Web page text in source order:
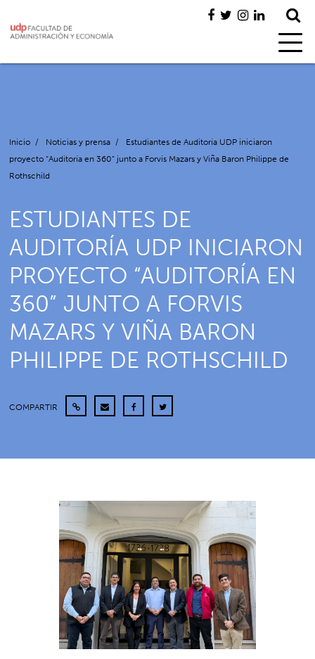
Inicio / Noticias y prensa /
Estudiantes de Auditoría UDP iniciaron
proyecto “Auditoría en 360” junto a Forvis Mazars y Viña Baron Philippe de
Rothschild
ESTUDIANTES DE
AUDITORÍA UDP INICIARON
PROYECTO “AUDITORÍA EN
360” JUNTO A FORVIS
MAZARS Y VIÑA BARON
PHILIPPE DE ROTHSCHILD
COMPARTIR